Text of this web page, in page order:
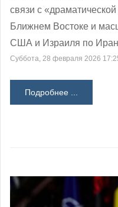
связи с
Ближнем Востоке и
США и Израиля по
Суббота, 28 февраля 2026
Подробнее ...